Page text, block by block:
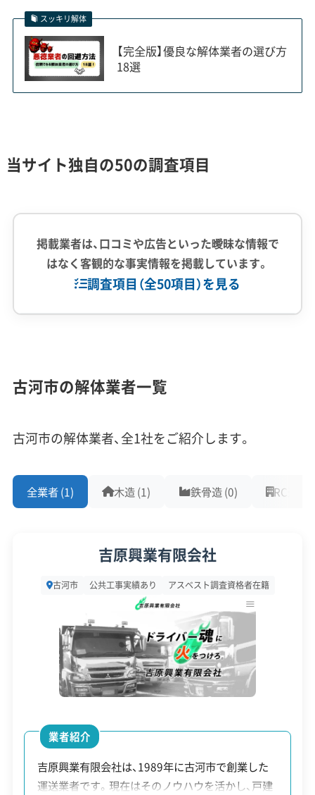
入れる必要があります。特に重要なのが「水害」と
「埋蔵文化財」のリスクです。
市のハザードマップを見ると、利根川・渡良瀬川が
て家屋の解体を後押しする一因になっています。
また、1947年のカスリーン台風による堤防決壊の記
憶は今も地域に根付いており、危険な建物をなくし
ていくことは、街全体の安全性を高める上で重要な
地面を掘削する工事の前には、市の「古河生活べん
す。
この手続きを怠ると工事が中断してしまう恐れが
解体工事・空き家対策の補助金
古河市には空き家解体やブロック塀撤去の補
助金がありますが、予算が早くなくなる傾向に
あるため、迅速な申請が重要です。
制度名
補助金
額・率
対象・条件
スッキリ解体
【完全版】優良な解体業者の選び方
18選
当サイト独自の50の調査項目
掲載業者は、口コミや広告といった曖昧な情報で
はなく客観的な事実情報を掲載しています。
調査項目（全50項目）を見る
従業員30人以上
中間処理場保有
アスベストレベル1,2除去 ブロック塀
土木工事
保有資格(9)
解体工事業登録
産業廃棄物収集運搬業許可
産業廃棄物処分業許可
石綿作業主任者
建築物石綿含有建材調査者
解体工事施工技士
1級土木施工管理技士
1級建設機械施工管理技士
安全対策・リスク管理
工事賠償責任保険 違反歴なし 表彰・受賞
現場清掃
ISO認証
電子マニフェスト 地域貢献・ボランティア
古河市の解体業者一覧
古河市の解体業者、全1社をご紹介します。
全業者 (1) 木造 (1) 鉄骨造 (0) RC造 (1)
吉原興業有限会社
古河市 公共工事実績あり アスベスト調査資格者在籍
業者紹介
吉原興業有限会社は、1989年に古河市で創業した
運送業者です。現在はそのノウハウを活かし、戸建